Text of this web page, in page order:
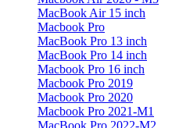
MacBook Air 15 inch
Macbook Pro
MacBook Pro 13 inch
MacBook Pro 14 inch
Macbook Pro 16 inch
Macbook Pro 2019
Macbook Pro 2020
Macbook Pro 2021-M1
MacBook Pro 2022-M2